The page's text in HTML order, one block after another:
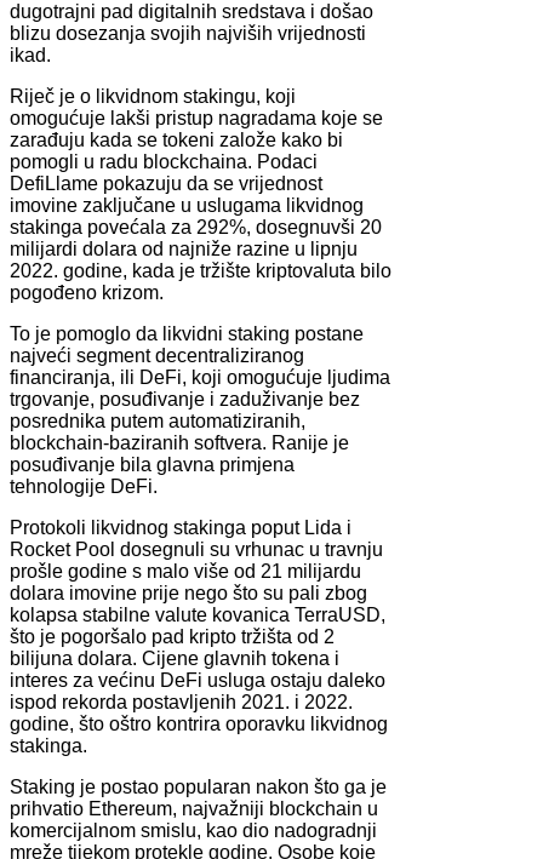
dugotrajni pad digitalnih sredstava i došao
blizu dosezanja svojih najviših vrijednosti
ikad.
Riječ je o likvidnom stakingu, koji
omogućuje lakši pristup nagradama koje se
zarađuju kada se tokeni založe kako bi
pomogli u radu blockchaina. Podaci
DefiLlame pokazuju da se vrijednost
imovine zaključane u uslugama likvidnog
stakinga povećala za 292%, dosegnuvši 20
milijardi dolara od najniže razine u lipnju
2022. godine, kada je tržište kriptovaluta bilo
pogođeno krizom.
To je pomoglo da likvidni staking postane
najveći segment decentraliziranog
financiranja, ili DeFi, koji omogućuje ljudima
trgovanje, posuđivanje i zaduživanje bez
posrednika putem automatiziranih,
blockchain-baziranih softvera. Ranije je
posuđivanje bila glavna primjena
tehnologije DeFi.
Protokoli likvidnog stakinga poput Lida i
Rocket Pool dosegnuli su vrhunac u travnju
prošle godine s malo više od 21 milijardu
dolara imovine prije nego što su pali zbog
kolapsa stabilne valute kovanica TerraUSD,
što je pogoršalo pad kripto tržišta od 2
bilijuna dolara. Cijene glavnih tokena i
interes za većinu DeFi usluga ostaju daleko
ispod rekorda postavljenih 2021. i 2022.
godine, što oštro kontrira oporavku likvidnog
stakinga.
Staking je postao popularan nakon što ga je
prihvatio Ethereum, najvažniji blockchain u
komercijalnom smislu, kao dio nadogradnji
mreže tijekom protekle godine. Osobe koje